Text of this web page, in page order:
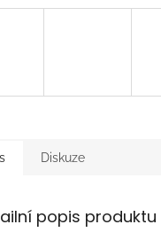
Diskuze
popis produktu